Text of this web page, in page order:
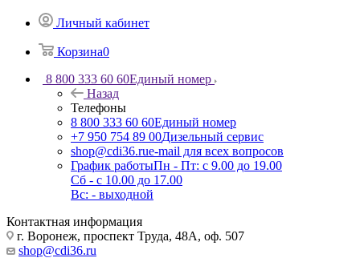
Личный кабинет
Корзина0
8 800 333 60 60Единый номер
Назад
Телефоны
8 800 333 60 60Единый номер
+7 950 754 89 00Дизельный сервис
shop@cdi36.rue-mail для всех вопросов
График работыПн - Пт: с 9.00 до 19.00
Сб - с 10.00 до 17.00
Вс: - выходной
Контактная информация
г. Воронеж, проспект Труда, 48А, оф. 507
shop@cdi36.ru